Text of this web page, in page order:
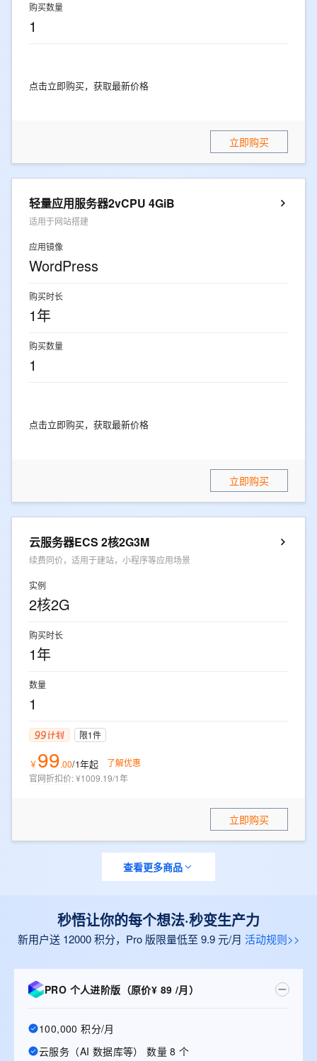
购买数量
1
点击立即购买，获取最新价格
立即购买
轻量应用服务器2vCPU 4GiB
适用于网站搭建
应用镜像
WordPress
购买时长
1年
购买数量
1
点击立即购买，获取最新价格
立即购买
云服务器ECS 2核2G3M
续费同价，适用于建站，小程序等应用场景
实例
2核2G
购买时长
1年
数量
1
限1件
￥99.00/1年起
了解优惠
官网折扣价:¥1009.19/1年
立即购买
查看更多商品
秒悟让你的每个想法·秒变生产力
新用户送 12000 积分，Pro 版限量低至 9.9 元/月 活动规则>>
PRO 个人进阶版（原价¥ 89 /月）
100,000 积分/月
云服务（AI 数据库等） 数量 8 个